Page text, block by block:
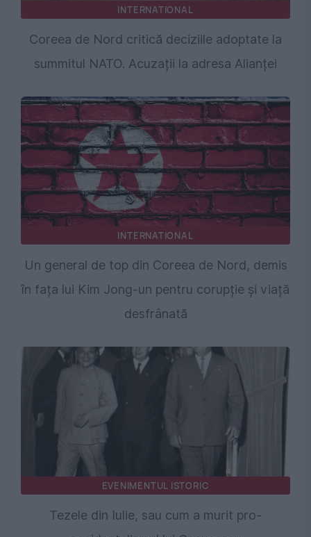
INTERNATIONAL
Coreea de Nord critică deciziile adoptate la
summitul NATO. Acuzații la adresa Alianței
INTERNATIONAL
Un general de top din Coreea de Nord, demis
în fața lui Kim Jong-un pentru corupție și viață
desfrânată
EVENIMENTUL ISTORIC
Tezele din Iulie, sau cum a murit pro-